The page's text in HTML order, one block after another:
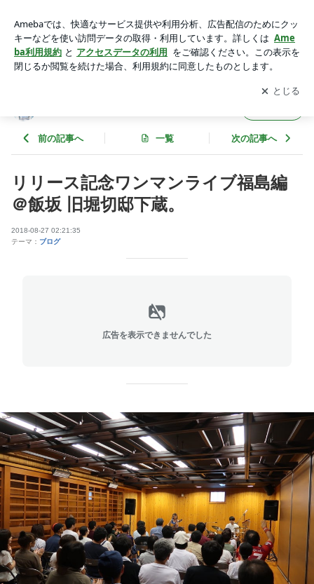
野恵オフィシャルブログ「meglog」
アプリをダウンロードして ブログの更新通知
を受け取りまし
ょう。
開く
前の記事へ 一覧 次の記事へ
リリース記念ワンマンライブ福島編
＠飯坂 旧堀切邸下蔵。
2018-08-27 02:21:35
テーマ： ブログ
広告を表示できませんでした